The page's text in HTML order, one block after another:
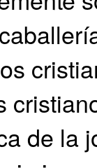
de la